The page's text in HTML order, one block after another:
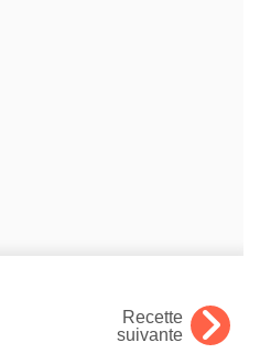
Recette
suivante